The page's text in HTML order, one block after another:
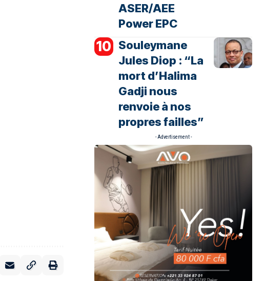
ASER/AEE
Power EPC
Souleymane
Jules Diop : “La
mort d’Halima
Gadji nous
renvoie à nos
propres failles”
- Advertisement -